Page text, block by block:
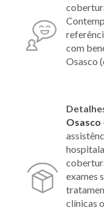
com
Osasco
Osasco
exames
clínicas